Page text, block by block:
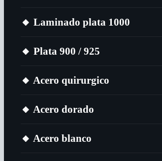
🔸​ Laminado plata 1000
🔸​ Plata 900 / 925
🔸​ Acero quirurgico
🔸​ Acero dorado
🔸​ Acero blanco